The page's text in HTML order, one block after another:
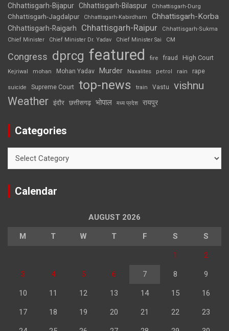
Chhattisgarh-Bijapur Chhattisgarh-Bilaspur Chhattisgarh-Durg
Chhattisgarh-Jagdalpur Chhattisgarh-Kabirdham Chhattisgarh-Korba
Chhattisgarh-Raigarh Chhattisgarh-Raipur
Chhattisgarh-Sukma
Chief Minister
Chief Minister Dr. Yadav Chief Minister Sai CM
Congress dprcg featured fire fraud High Court
Kejriwal mohan Mohan Yadav Murder Naxalites petrol rain rape
suicide Supreme Court top-news train Vastu vishnu
Weather इंदौर छत्तीसगढ़ भोपाल मध्य प्रदेश रायपुर
Categories
Calendar
AUGUST 2026
M T W T F S S
1 2
3 4 5 6 7 8 9
10 11 12 13 14 15 16
17 18 19 20 21 22 23